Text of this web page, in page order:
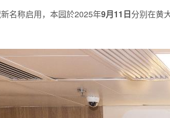
名称启用，本园於2025年9月11 日分别在黄